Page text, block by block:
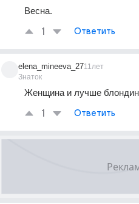
Весна.
1 Ответить
elena_mineeva_27
Знаток
11лет
Женщина и лучше
1 Ответить